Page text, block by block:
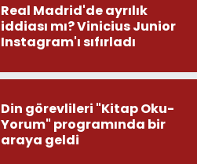
Real Madrid'de ayrılık
iddiası mı? Vinicius Junior
Instagram'ı sıfırladı
Din görevlileri "Kitap Oku-
Yorum" programında bir
araya geldi